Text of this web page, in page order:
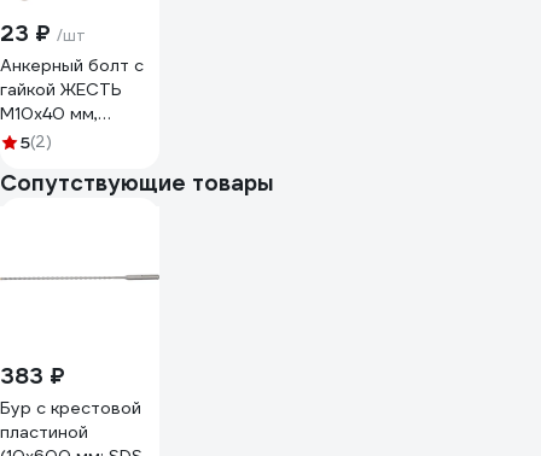
23 ₽ /шт
Анкерный болт с
гайкой ЖЕСТЬ
М10x40 мм,
этикетка
5(2)
Сопутствующие товары
383 ₽
Бур с крестовой
пластиной